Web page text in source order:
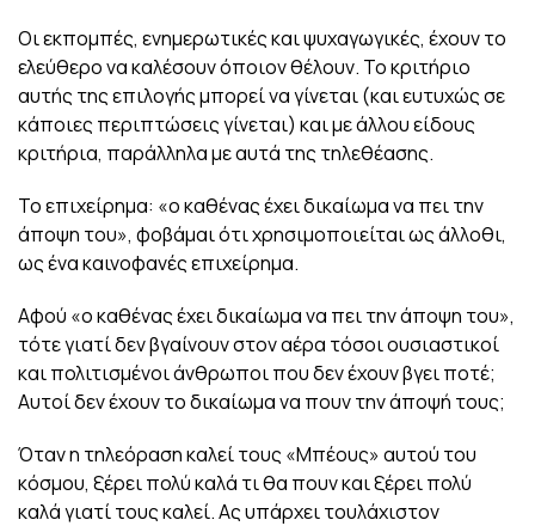
Οι εκπομπές, ενημερωτικές και ψυχαγωγικές, έχουν το
ελεύθερο να καλέσουν όποιον θέλουν. Το κριτήριο
αυτής της επιλογής μπορεί να γίνεται (και ευτυχώς σε
κάποιες περιπτώσεις γίνεται) και με άλλου είδους
κριτήρια, παράλληλα με αυτά της τηλεθέασης.
Το επιχείρημα: «ο καθένας έχει δικαίωμα να πει την
άποψη του», φοβάμαι ότι χρησιμοποιείται ως άλλοθι,
ως ένα καινοφανές επιχείρημα.
Αφού «ο καθένας έχει δικαίωμα να πει την άποψη του»,
τότε γιατί δεν βγαίνουν στον αέρα τόσοι ουσιαστικοί
και πολιτισμένοι άνθρωποι που δεν έχουν βγει ποτέ;
Αυτοί δεν έχουν το δικαίωμα να πουν την άποψή τους;
Όταν η τηλεόραση καλεί τους «Μπέους» αυτού του
κόσμου, ξέρει πολύ καλά τι θα πουν και ξέρει πολύ
καλά γιατί τους καλεί. Ας υπάρχει τουλάχιστον